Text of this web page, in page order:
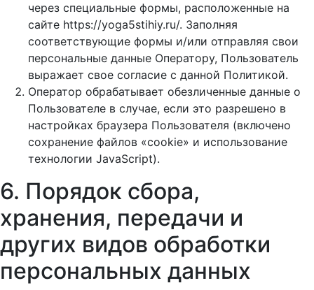
через специальные формы, расположенные на
сайте https://yoga5stihiy.ru/. Заполняя
соответствующие формы и/или отправляя свои
персональные данные Оператору, Пользователь
выражает свое согласие с данной Политикой.
Оператор обрабатывает обезличенные данные о
Пользователе в случае, если это разрешено в
настройках браузера Пользователя (включено
сохранение файлов «cookie» и использование
технологии JavaScript).
6. Порядок сбора,
хранения, передачи и
других видов обработки
персональных данных